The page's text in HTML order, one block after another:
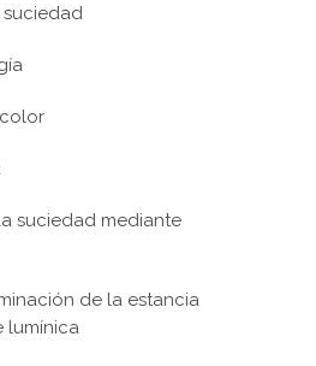
suciedad
suciedad mediante
de la estancia
lumínica